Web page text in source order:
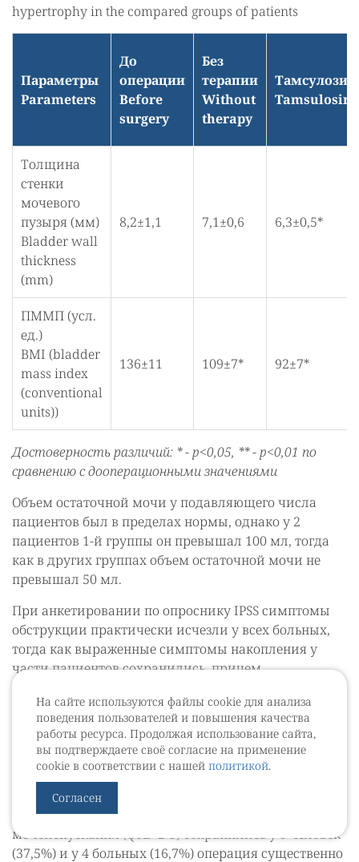
На сайте используются файлы cookie для анализа
поведения пользователей и повышения качества
работы ресурса. Продолжая использование сайта,
вы подтверждаете своё согласие на применение
cookie в соответствии с нашей политикой.
Согласен
hypertrophy in the compared groups of patients
Параметры
Parameters
До
операции
Before
surgery
Без
терапии
Without
therapy
Тамсулозин
Tamsulosin
Толщина
стенки
мочевого
пузыря (мм)
Bladder wall
thickness
(mm)
8,2±1,1 7,1±0,6 6,3±0,5*
ПММП (усл.
ед.)
BMI (bladder
mass index
(conventional
units))
136±11 109±7* 92±7*
Достоверность различий: * - p<0,05, ** - p<0,01 по
сравнению с дооперационными значениями
Объем остаточной мочи у подавляющего числа
пациентов был в пределах нормы, однако у 2
пациентов 1-й группы он превышал 100 мл, тогда
как в других группах объем остаточной мочи не
превышал 50 мл.
При анкетировании по опроснику IPSS симптомы
обструкции практически исчезли у всех больных,
тогда как выраженные симптомы накопления у
части пациентов сохранились, причем,
преимущественно в контрольной группе.
Анализ эффективности проведенного оперативного
лечения через 1-1,5 месяца, показал, что в
контрольной группе (без терапии в
послеоперационном периоде) полностью
удовлетворены результатами операции (QoL=0-1) 11
больных (45,8%), умеренные расстройства
мочеиспускания (QoL=2-3) сохранились у 9 человек
(37,5%) и у 4 больных (16,7%) операция существенно